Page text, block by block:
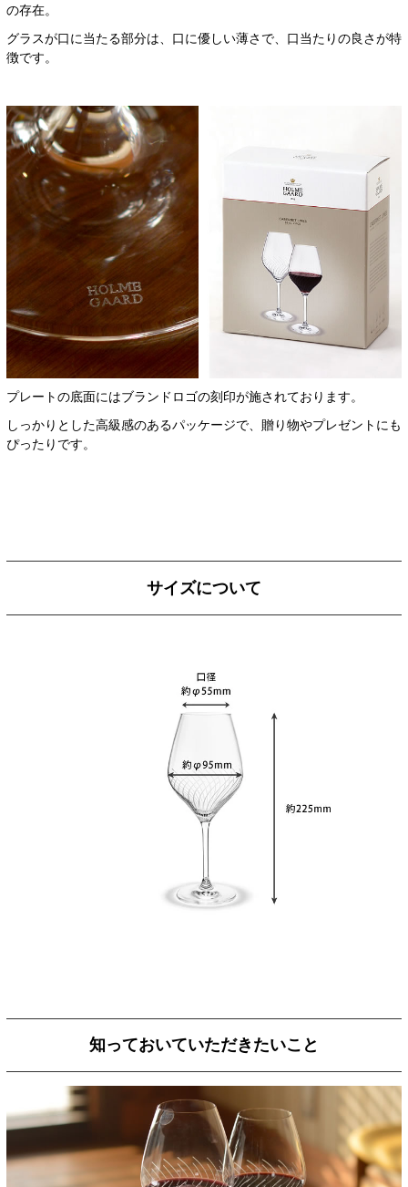
の存在。
グラスが口に当たる部分は、口に優しい薄さで、口当たりの良さが特
徴です。
プレートの底面にはブランドロゴの刻印が施されております。
しっかりとした高級感のあるパッケージで、贈り物やプレゼントにも
ぴったりです。
サイズについて
知っておいていただきたいこと